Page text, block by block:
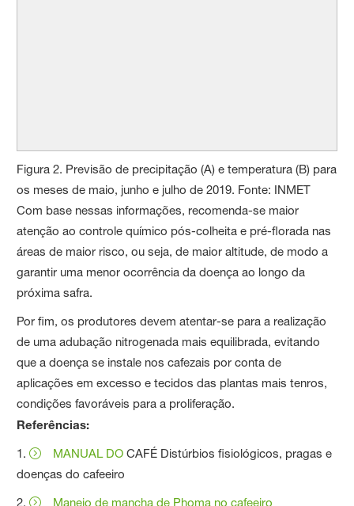
Figura 2. Previsão de precipitação (A) e temperatura (B) para
os meses de maio, junho e julho de 2019. Fonte: INMET
Com base nessas informações, recomenda-se maior
atenção ao controle químico pós-colheita e pré-florada nas
áreas de maior risco, ou seja, de maior altitude, de modo a
garantir uma menor ocorrência da doença ao longo da
próxima safra.
Por fim, os produtores devem atentar-se para a realização
de uma adubação nitrogenada mais equilibrada, evitando
que a doença se instale nos cafezais por conta de
aplicações em excesso e tecidos das plantas mais tenros,
condições favoráveis para a proliferação.
Referências:
1. MANUAL DOCAFÉ Distúrbios fisiológicos, pragas e
doenças do cafeeiro
2.
Manejo de mancha de Phoma no cafeeiro